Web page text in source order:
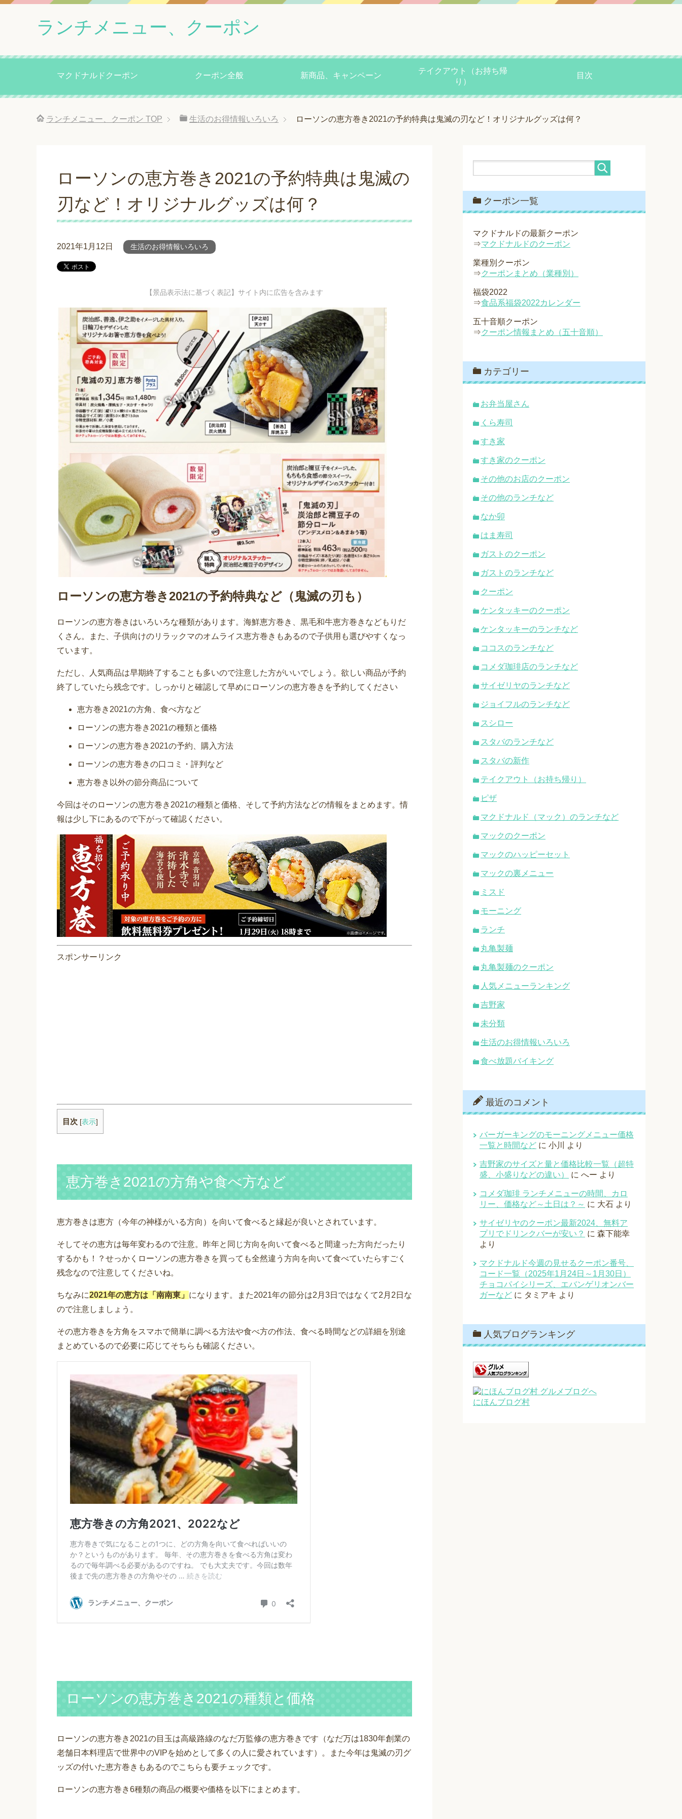
ランチメニュー、クーポン
マクドナルドクーポン クーポン全般 新商品、キャンペーン
テイクアウト（お持ち帰
り）
目次
ランチメニュー、クーポン TOP 生活のお得情報いろいろ ローソンの恵方巻き2021の予約特典は鬼滅の刃など！オリジナルグッズは何？
ローソンの恵方巻き2021の予約特典は鬼滅の
刃など！オリジナルグッズは何？
2021年1月12日 生活のお得情報いろいろ
【景品表示法に基づく表記】サイト内に広告を含みます
ローソンの恵方巻き2021の予約特典など（鬼滅の刃も）
ローソンの恵方巻きはいろいろな種類があります。海鮮恵方巻き、黒毛和牛恵方巻きなどもりだ
くさん。また、子供向けのリラックマのオムライス恵方巻きもあるので子供用も選びやすくなっ
ています。
ただし、人気商品は早期終了することも多いので注意した方がいいでしょう。欲しい商品が予約
終了していたら残念です。しっかりと確認して早めにローソンの恵方巻きを予約してください
恵方巻き2021の方角、食べ方など
ローソンの恵方巻き2021の種類と価格
ローソンの恵方巻き2021の予約、購入方法
ローソンの恵方巻きの口コミ・評判など
恵方巻き以外の節分商品について
今回はそのローソンの恵方巻き2021の種類と価格、そして予約方法などの情報をまとめます。情
報は少し下にあるので下がって確認ください。
スポンサーリンク
目次 [表示]
恵方巻き2021の方角や食べ方など
恵方巻きは恵方（今年の神様がいる方向）を向いて食べると縁起が良いとされています。
そしてその恵方は毎年変わるので注意。昨年と同じ方向を向いて食べると間違った方向だったり
するかも！？せっかくローソンの恵方巻きを買っても全然違う方向を向いて食べていたらすごく
残念なので注意してくださいね。
ちなみに2021年の恵方は「南南東」 になります。また2021年の節分は2月3日ではなくて2月2日な
ので注意しましょう。
その恵方巻きを方角をスマホで簡単に調べる方法や食べ方の作法、食べる時間などの詳細を別途
まとめているので必要に応じてそちらも確認ください。
ローソンの恵方巻き2021の種類と価格
ローソンの恵方巻き2021の目玉は高級路線のなだ万監修の恵方巻きです（なだ万は1830年創業の
老舗日本料理店で世界中のVIPを始めとして多くの人に愛されています）。また今年は鬼滅の刃グ
ッズの付いた恵方巻きもあるのでこちらも要チェックです。
ローソンの恵方巻き6種類の商品の概要や価格を以下にまとめます。
クーポン一覧
マクドナルドの最新クーポン
⇒マクドナルドのクーポン
業種別クーポン
⇒クーポンまとめ（業種別）
福袋2022
⇒食品系福袋2022カレンダー
五十音順クーポン
⇒クーポン情報まとめ（五十音順）
カテゴリー
お弁当屋さん
くら寿司
すき家
すき家のクーポン
その他のお店のクーポン
その他のランチなど
なか卯
はま寿司
ガストのクーポン
ガストのランチなど
クーポン
ケンタッキーのクーポン
ケンタッキーのランチなど
ココスのランチなど
コメダ珈琲店のランチなど
サイゼリヤのランチなど
ジョイフルのランチなど
スシロー
スタバのランチなど
スタバの新作
テイクアウト（お持ち帰り）
ピザ
マクドナルド（マック）のランチなど
マックのクーポン
マックのハッピーセット
マックの裏メニュー
ミスド
モーニング
ランチ
丸亀製麺
丸亀製麺のクーポン
人気メニューランキング
吉野家
未分類
生活のお得情報いろいろ
食べ放題バイキング
最近のコメント
バーガーキングのモーニングメニュー価格
一覧と時間など に 小川 より
吉野家のサイズと量と価格比較一覧（超特
盛、小盛りなどの違い）
に へー より
コメダ珈琲 ランチメニューの時間、カロ
リー、価格など～土日は？～ に 大石 より
サイゼリヤのクーポン最新2024、無料ア
プリでドリンクバーが安い？ に 森下能幸
より
マクドナルド今週の見せるクーポン番号、
コード一覧（2025年1月24日～1月30日）
チョコパイシリーズ、エバンゲリオンバー
ガーなど に タミアキ より
人気ブログランキング
にほんブログ村